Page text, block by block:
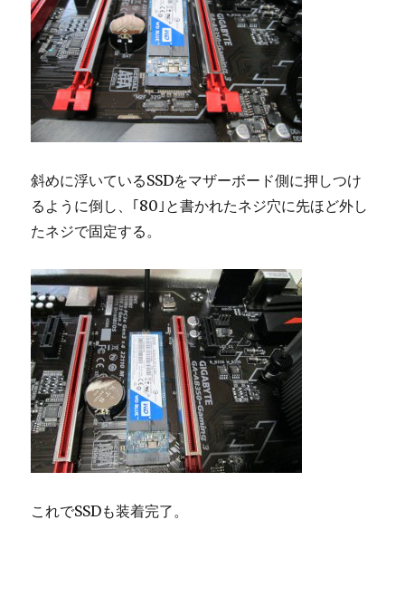
斜めに浮いているSSDをマザーボード側に押しつけ
るように倒し、｢80｣と書かれたネジ穴に先ほど外し
たネジで固定する。
これでSSDも装着完了。